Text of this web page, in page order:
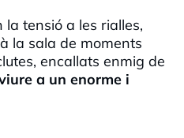
tensió a les rialles,
la sala de moments
encallats enmig de
a un enorme i